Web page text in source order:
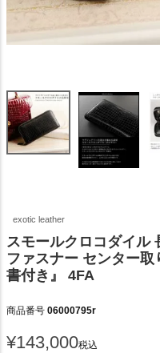
exotic leather
スモールクロコダイル
ファスナー センター
書付き』 4FA
商品番号 06000795r
¥143,000税込